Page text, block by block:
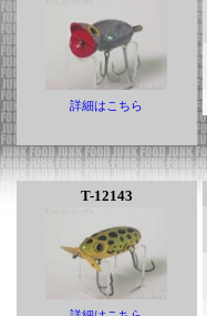
詳細はこちら
T-12143